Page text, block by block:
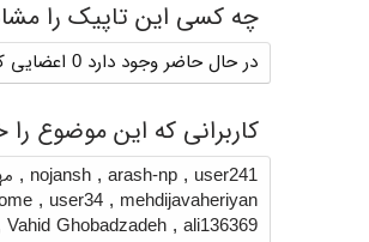
چه کسی این تاپیک را
در حال حاضر وجود دارد 0 اعضایی که این موضوع را مشاهده می کنند
کاربرانی که این موضوع را
user241
,
arash-np
,
nojansh
,
mehdijavaheriyan
,
user34
,
ali136369
,
Vahid Ghobadzadeh